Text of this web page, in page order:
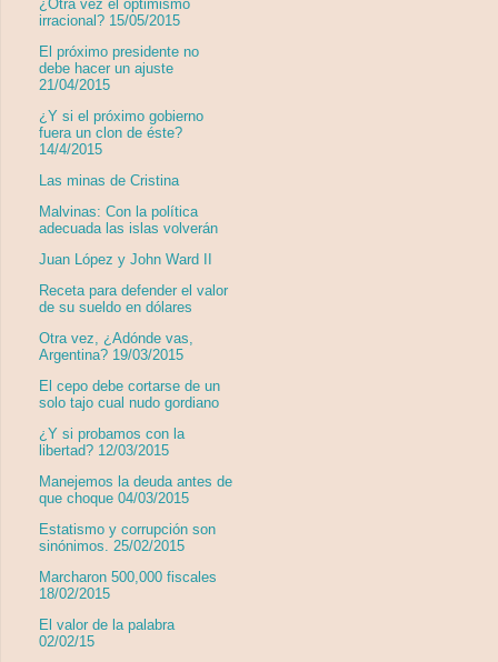
¿Otra vez el optimismo
irracional? 15/05/2015
El próximo presidente no
debe hacer un ajuste
21/04/2015
¿Y si el próximo gobierno
fuera un clon de éste?
14/4/2015
Las minas de Cristina
Malvinas: Con la política
adecuada las islas volverán
Juan López y John Ward II
Receta para defender el valor
de su sueldo en dólares
Otra vez, ¿Adónde vas,
Argentina? 19/03/2015
El cepo debe cortarse de un
solo tajo cual nudo gordiano
¿Y si probamos con la
libertad? 12/03/2015
Manejemos la deuda antes de
que choque 04/03/2015
Estatismo y corrupción son
sinónimos. 25/02/2015
Marcharon 500,000 fiscales
18/02/2015
El valor de la palabra
02/02/15